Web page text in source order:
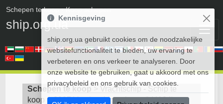
Schepen te koop• Koop schepen
ship.org.ua
Schepen te koop
Vrachtschip - Schip te
koop >2007 Vrachtschip te koop(id4104)
Kennisgeving
ship.org.ua gebruikt cookies om de noodzakelijke
websitefunctionaliteit te bieden, uw ervaring te
verbeteren en ons verkeer te analyseren. Door
onze website te gebruiken, gaat u akkoord met ons
privacybeleid en ons gebruik van cookies.